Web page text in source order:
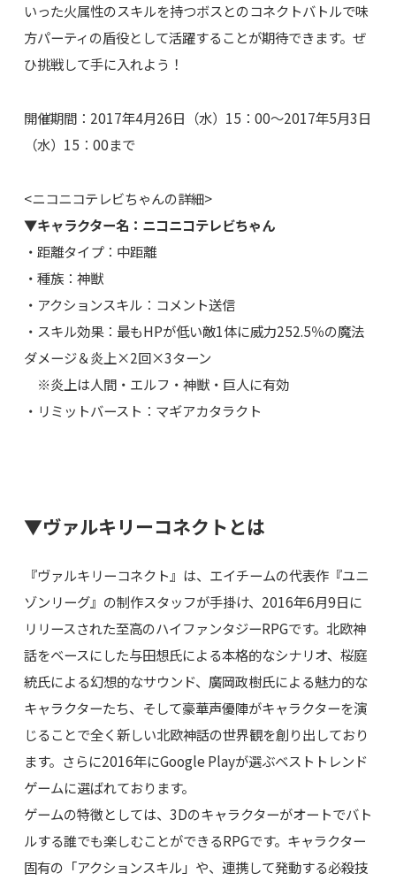
いった火属性のスキルを持つボスとのコネクトバトルで味
方パーティの盾役として活躍することが期待できます。ぜ
ひ挑戦して手に入れよう！
開催期間：2017年4月26日（水）15：00～2017年5月3日
（水）15：00まで
<ニコニコテレビちゃんの詳細>
▼キャラクター名：ニコニコテレビちゃん
・距離タイプ：中距離
・種族：神獣
・アクションスキル：コメント送信
・スキル効果：最もHPが低い敵1体に威力252.5％の魔法
ダメージ＆炎上×2回×3ターン
※炎上は人間・エルフ・神獣・巨人に有効
・リミットバースト：マギアカタラクト
▼ヴァルキリーコネクトとは
『ヴァルキリーコネクト』は、エイチームの代表作『ユニ
ゾンリーグ』の制作スタッフが手掛け、2016年6月9日に
リリースされた至高のハイファンタジーRPGです。北欧神
話をベースにした与田想氏による本格的なシナリオ、桜庭
統氏による幻想的なサウンド、廣岡政樹氏による魅力的な
キャラクターたち、そして豪華声優陣がキャラクターを演
じることで全く新しい北欧神話の世界観を創り出しており
ます。さらに2016年にGoogle Playが選ぶベストトレンド
ゲームに選ばれております。
ゲームの特徴としては、3Dのキャラクターがオートでバト
ルする誰でも楽しむことができるRPGです。キャラクター
固有の「アクションスキル」や、連携して発動する必殺技